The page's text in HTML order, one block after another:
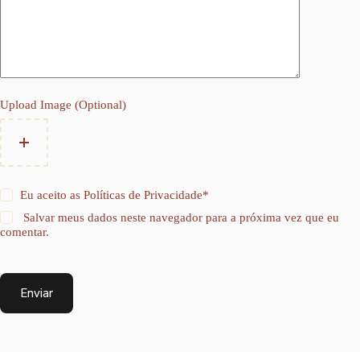
Upload Image (Optional)
Eu aceito asPolíticas de Privacidade*
Salvar meus dados neste navegador para a próxima vez que eu
comentar.
Enviar